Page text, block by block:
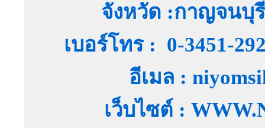
จังหวัด :กาญจน
เบอร์โทร : 0-3451-
อีเมล :
เว็บไซต์ :